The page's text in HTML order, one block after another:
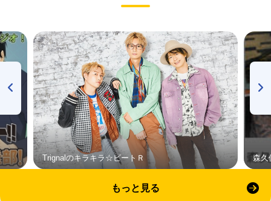
Trignalのキラキラ☆ビートＲ 森久
もっと見る